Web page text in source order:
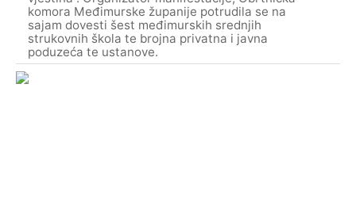
komora Međimurske županije potrudila se na
sajam dovesti šest međimurskih srednjih
strukovnih škola te brojna privatna i javna
poduzeća te ustanove.